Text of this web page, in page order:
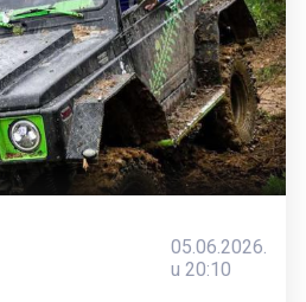
05.06.2026.
u 20:10